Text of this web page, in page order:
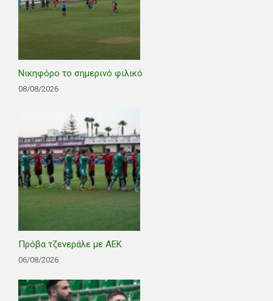
Νικηφόρο το σημερινό φιλικό
08/08/2026
Πρόβα τζενεράλε με ΑΕΚ
06/08/2026